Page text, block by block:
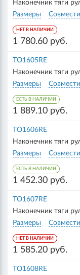
Наконечник тяги
Размеры
1 780.60 руб.
НЕТ В НАЛИЧИИ
TO1605RE
Наконечник тяги
Размеры
1 889.10 руб.
ЕСТЬ В НАЛИЧИИ
TO1606RE
Наконечник тяги
Размеры
1 452.30 руб.
ЕСТЬ В НАЛИЧИИ
TO1607RE
Наконечник тяги
Размеры
1 585.20 руб.
НЕТ В НАЛИЧИИ
TO1608RE